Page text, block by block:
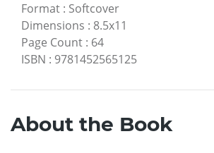
Format : Softcover
Dimensions : 8.5x11
Page Count : 64
ISBN : 9781452565125
About the Book